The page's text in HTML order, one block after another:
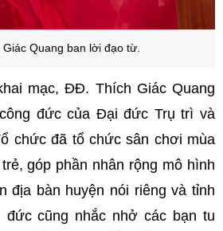
Quang ban lời đạo từ.
mạc, ĐĐ. Thích Giác Quang
đức của Đại đức Trụ trì và
chức đã tổ chức sân chơi mùa
góp phần nhân rộng mô hình
địa bàn huyện nói riêng và tỉnh
đức cũng nhắc nhở các bạn tu